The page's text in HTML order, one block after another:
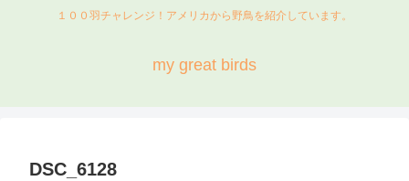
１００羽チャレンジ！アメリカから野鳥を紹介しています。
my great birds
DSC_6128